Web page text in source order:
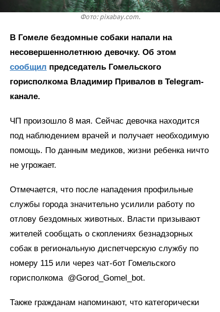
Фото: pixabay.com.
В Гомеле бездомные собаки напали на
несовершеннолетнюю девочку. Об этом
сообщил председатель Гомельского
горисполкома Владимир Привалов в Telegram-
канале.
ЧП произошло 8 мая. Сейчас девочка находится
под наблюдением врачей и получает необходимую
помощь. По данным медиков, жизни ребенка ничто
не угрожает.
Отмечается, что после нападения профильные
службы города значительно усилили работу по
отлову бездомных животных. Власти призывают
жителей сообщать о скоплениях безнадзорных
собак в региональную диспетчерскую службу по
номеру 115 или через чат-бот Гомельского
горисполкома @Gorod_Gomel_bot.
Также гражданам напоминают, что категорически